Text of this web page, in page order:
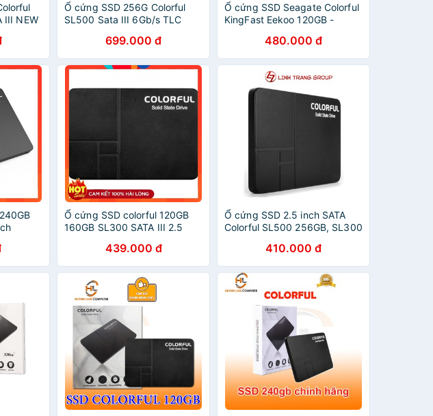
III NEW
Ổ cứng SSD 256G Colorful
SL500 Sata III 6Gb/s TLC
699.000 đ
Ổ cứng SSD Seagate Colorful
KingFast Eekoo 120GB -
tính bảo hành 3 năm
480.000 đ
Ổ cứng SSD colorful 120GB
160GB SL300 SATA III 2.5
439.000 đ
Ổ cứng SSD 2.5 inch SATA
Colorful SL500 256GB, SL300
năm SD04 SD05 SD06
410.000 đ